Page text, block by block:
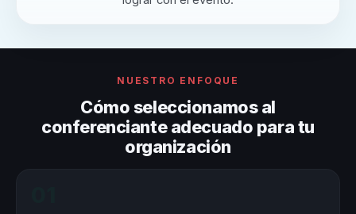
NUESTRO ENFOQUE
Cómo seleccionamos al
conferenciante adecuado para tu
organización